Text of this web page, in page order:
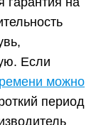
ее
84,
что
– 40-45 дней;